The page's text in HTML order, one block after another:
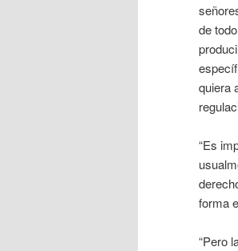
de
quiera
“Es
forma
“Pero